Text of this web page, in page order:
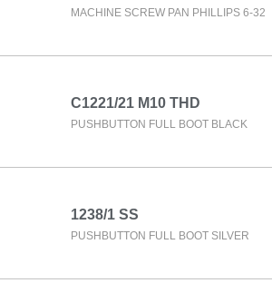
MACHINE SCREW PAN PHILLIPS 6-32
C1221/21 M10 THD
PUSHBUTTON FULL BOOT BLACK
1238/1 SS
PUSHBUTTON FULL BOOT SILVER